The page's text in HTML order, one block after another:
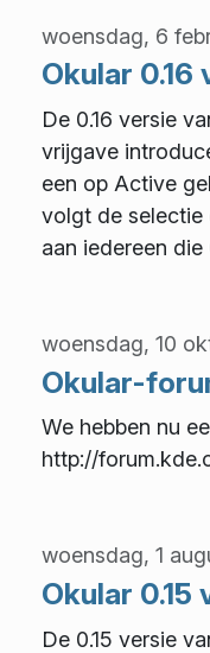
woensdag, 6
Okular 0.16
De 0.16 versie
vrijgave
een op Active
volgt de selectie
aan iedereen
woensdag, 10
Okular-
We hebben nu
http://
woensdag, 1
Okular 0.15
De 0.15 versie